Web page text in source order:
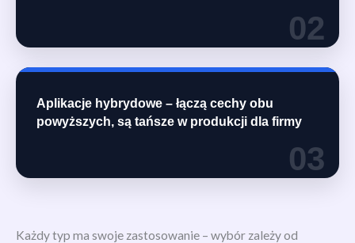
02
Aplikacje hybrydowe – łączą cechy obu
powyższych, są tańsze w produkcji dla firmy
03
Każdy typ ma swoje zastosowanie – wybór zależy od